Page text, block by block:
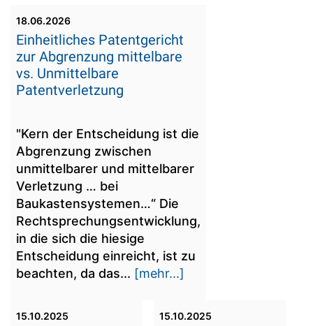
18.06.2026
Einheitliches Patentgericht
zur Abgrenzung mittelbare
vs. Unmittelbare
Patentverletzung
"Kern der Entscheidung ist die
Abgrenzung zwischen
unmittelbarer und mittelbarer
Verletzung … bei
Baukastensystemen…“ Die
Rechtsprechungsentwicklung,
in die sich die hiesige
Entscheidung einreicht, ist zu
beachten, da das... [mehr...]
15.10.2025 15.10.2025